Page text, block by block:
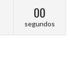
00
segundos